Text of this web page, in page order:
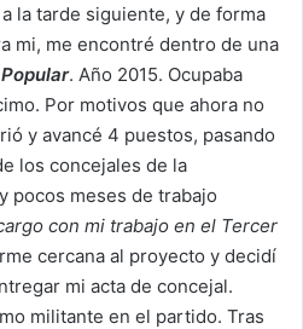
la tarde siguiente, y de forma
mi, me encontré dentro de una
. Año 2015. Ocupaba
Por motivos que ahora no
y avancé 4 puestos, pasando
los concejales de la
pocos meses de trabajo
con mi trabajo en el Tercer
cercana al proyecto y decidí
mi acta de concejal.
militante en el partido. Tras